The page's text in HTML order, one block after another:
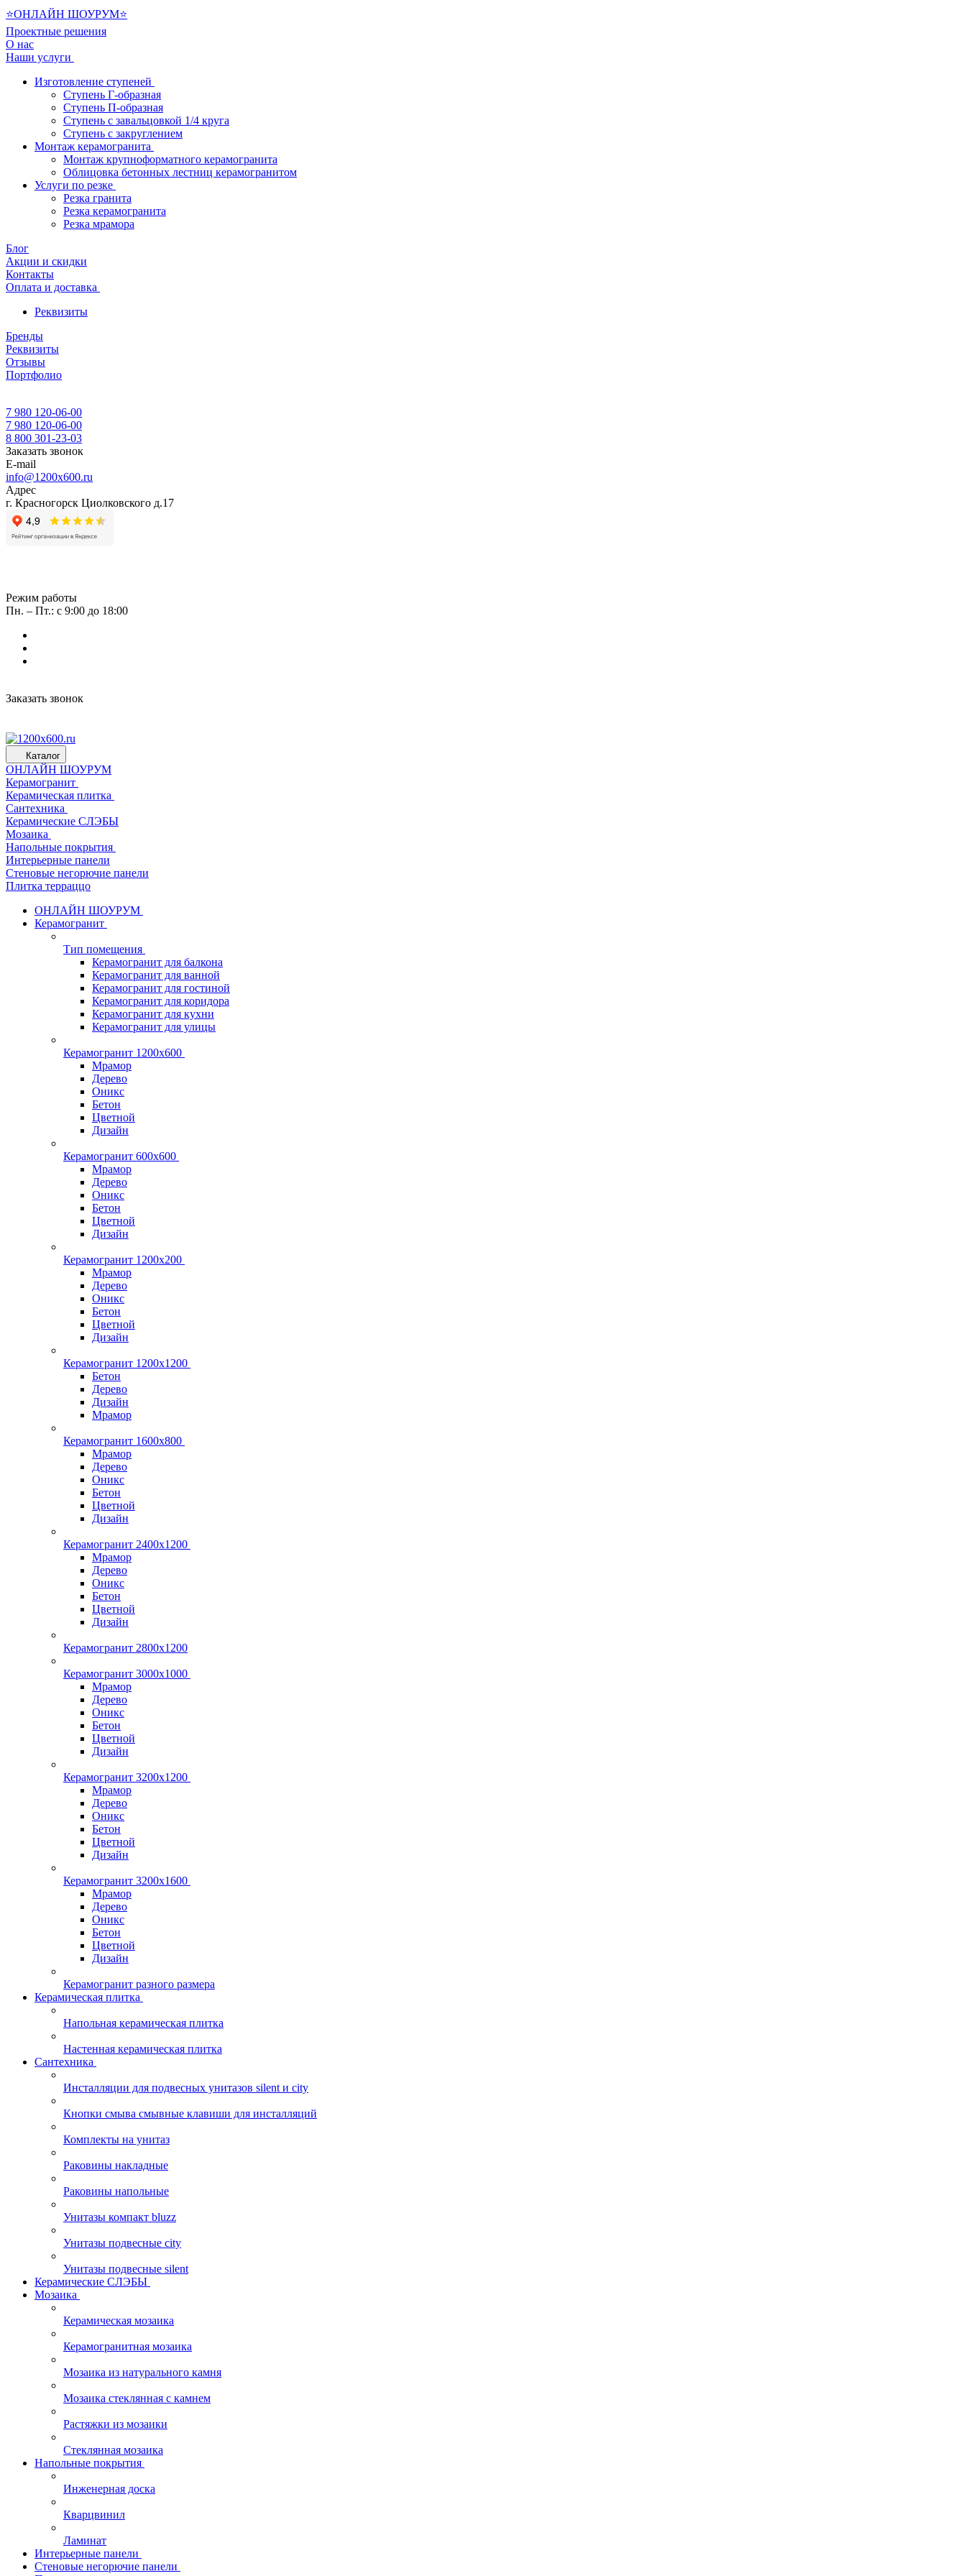
⭐ОНЛАЙН ШОУРУМ⭐
Проектные решения
О нас
Наши услуги
Изготовление ступеней
Ступень Г-образная
Ступень П-образная
Ступень с завальцовкой 1/4 круга
Ступень с закруглением
Монтаж керамогранита
Монтаж крупноформатного керамогранита
Облицовка бетонных лестниц керамогранитом
Услуги по резке
Резка гранита
Резка керамогранита
Резка мрамора
Блог
Акции и скидки
Контакты
Оплата и доставка
Реквизиты
Бренды
Реквизиты
Отзывы
Портфолио
7 980 120-06-00
7 980 120-06-00
8 800 301-23-03
Заказать звонок
E-mail
info@1200x600.ru
Адрес
г. Красногорск Циолковского д.17
Режим работы
Пн. – Пт.: с 9:00 до 18:00
Заказать звонок
Каталог
ОНЛАЙН ШОУРУМ
Керамогранит
Керамическая плитка
Сантехника
Керамические СЛЭБЫ
Мозаика
Напольные покрытия
Интерьерные панели
Стеновые негорючие панели
Плитка терраццо
ОНЛАЙН ШОУРУМ
Керамогранит
Тип помещения
Керамогранит для балкона
Керамогранит для ванной
Керамогранит для гостиной
Керамогранит для коридора
Керамогранит для кухни
Керамогранит для улицы
Керамогранит 1200х600
Мрамор
Дерево
Оникс
Бетон
Цветной
Дизайн
Керамогранит 600х600
Мрамор
Дерево
Оникс
Бетон
Цветной
Дизайн
Керамогранит 1200x200
Мрамор
Дерево
Оникс
Бетон
Цветной
Дизайн
Керамогранит 1200x1200
Бетон
Дерево
Дизайн
Мрамор
Керамогранит 1600х800
Мрамор
Дерево
Оникс
Бетон
Цветной
Дизайн
Керамогранит 2400х1200
Мрамор
Дерево
Оникс
Бетон
Цветной
Дизайн
Керамогранит 2800x1200
Керамогранит 3000х1000
Мрамор
Дерево
Оникс
Бетон
Цветной
Дизайн
Керамогранит 3200х1200
Мрамор
Дерево
Оникс
Бетон
Цветной
Дизайн
Керамогранит 3200х1600
Мрамор
Дерево
Оникс
Бетон
Цветной
Дизайн
Керамогранит разного размера
Керамическая плитка
Напольная керамическая плитка
Настенная керамическая плитка
Сантехника
Инсталляции для подвесных унитазов silent и city
Кнопки смыва смывные клавиши для инсталляций
Комплекты на унитаз
Раковины накладные
Раковины напольные
Унитазы компакт bluzz
Унитазы подвесные city
Унитазы подвесные silent
Керамические СЛЭБЫ
Мозаика
Керамическая мозаика
Керамогранитная мозаика
Мозаика из натурального камня
Мозаика стеклянная с камнем
Растяжки из мозаики
Стеклянная мозаика
Напольные покрытия
Инженерная доска
Кварцвинил
Ламинат
Интерьерные панели
Стеновые негорючие панели